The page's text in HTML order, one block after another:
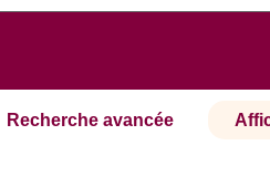
Recherche avancée